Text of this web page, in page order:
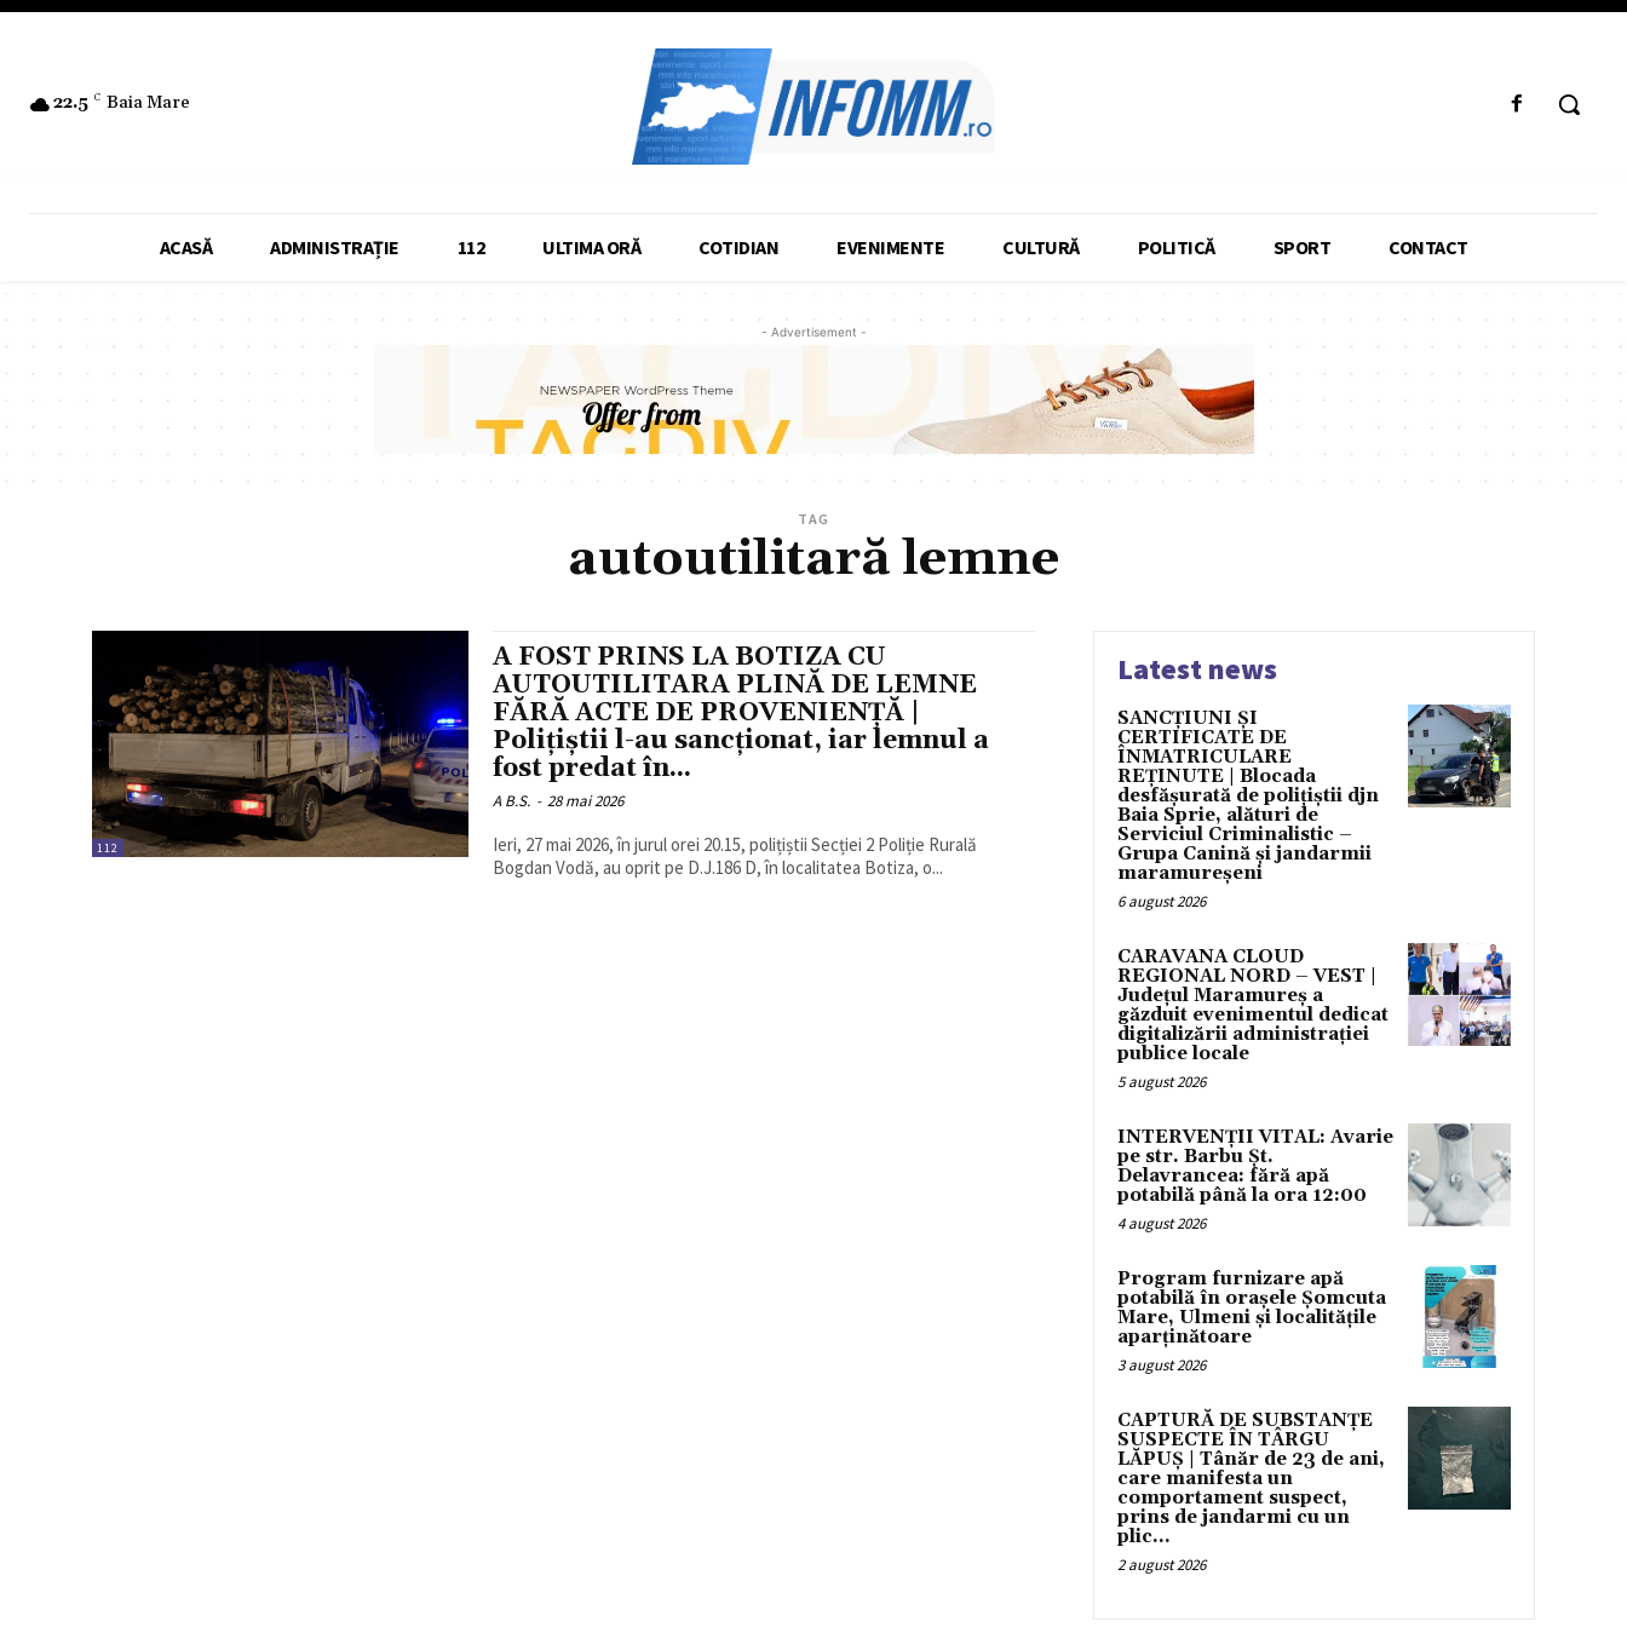
22.5 C Baia Mare
ACASĂ ADMINISTRAȚIE 112 ULTIMA ORĂ COTIDIAN EVENIMENTE CULTURĂ POLITICĂ SPORT CONTACT
- Advertisement -
TAG
autoutilitară lemne
112
A FOST PRINS LA BOTIZA CU
AUTOUTILITARA PLINĂ DE LEMNE
FĂRĂ ACTE DE PROVENIENȚĂ |
Polițiștii l-au sancționat, iar lemnul a
fost predat în...
A B.S. - 28 mai 2026
Ieri, 27 mai 2026, în jurul orei 20.15, polițiștii Secției 2 Poliție Rurală
Bogdan Vodă, au oprit pe D.J.186 D, în localitatea Botiza, o...
Latest news
SANCȚIUNI ȘI
CERTIFICATE DE
ÎNMATRICULARE
REȚINUTE | Blocada
desfășurată de polițiștii djn
Baia Sprie, alături de
Serviciul Criminalistic –
Grupa Canină și jandarmii
maramureșeni
6 august 2026
CARAVANA CLOUD
REGIONAL NORD – VEST |
Județul Maramureș a
găzduit evenimentul dedicat
digitalizării administrației
publice locale
5 august 2026
INTERVENȚII VITAL: Avarie
pe str. Barbu Șt.
Delavrancea: fără apă
potabilă până la ora 12:00
4 august 2026
Program furnizare apă
potabilă în orașele Șomcuta
Mare, Ulmeni și localitățile
aparținătoare
3 august 2026
CAPTURĂ DE SUBSTANȚE
SUSPECTE ÎN TÂRGU
LĂPUȘ | Tânăr de 23 de ani,
care manifesta un
comportament suspect,
prins de jandarmi cu un
plic...
2 august 2026